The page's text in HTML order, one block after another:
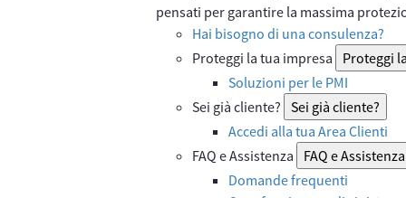
pensati per garantire la massima
Hai bisogno di una consulenza?
Proteggi la tua impresa
Proteggi
Soluzioni per le PMI
Sei già cliente? Sei già cliente?
Accedi alla tua Area Clienti
FAQ e Assistenza
FAQ e Assistenza
Domande frequenti